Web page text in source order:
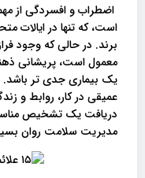
اضطراب و افسردگی از
است، که تنها در ایالات
برند. در حالی که وجود
معمول است، پریشانی
یک بیماری جدی تر باشد.
عمیقی در کار، روابط و
دریافت یک تشخیص
مدیریت سلامت روان